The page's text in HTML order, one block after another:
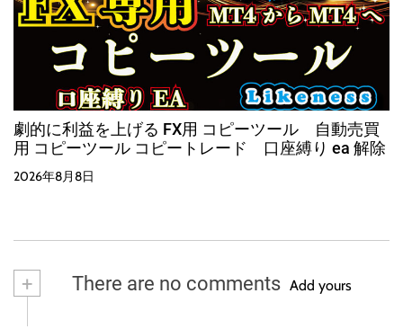
劇的に利益を上げる FX用 コピーツール 自動売買
用 コピーツール コピートレード 口座縛り ea 解除
2026年8月8日
+ There are no comments Add yours